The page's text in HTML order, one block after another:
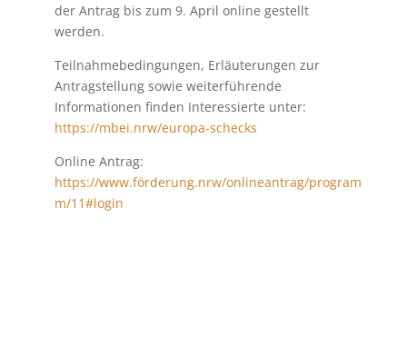
der Antrag bis zum 9. April online gestellt
werden.
Teilnahmebedingungen, Erläuterungen zur
Antragstellung sowie weiterführende
Informationen finden Interessierte unter:
https://mbei.nrw/europa-schecks
Online Antrag:
https://www.förderung.nrw/onlineantrag/program
m/11#login